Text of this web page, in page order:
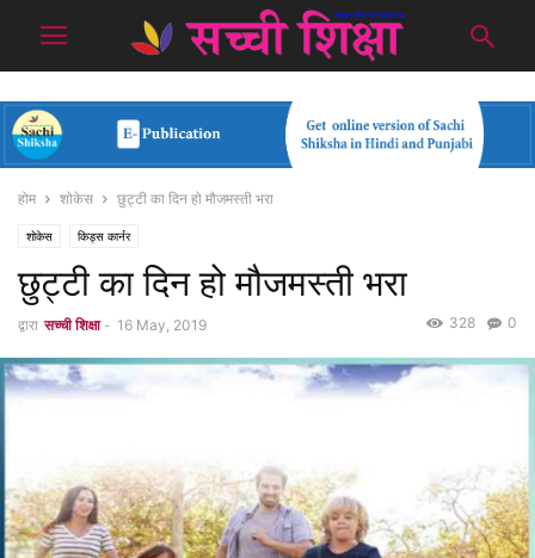
होम शोकेस छुट्टी का दिन हो मौजमस्ती भरा
शोकेस किड्स कार्नर
छुट्टी का दिन हो मौजमस्ती भरा
द्वारा सच्ची शिक्षा - 16 May, 2019 0
328